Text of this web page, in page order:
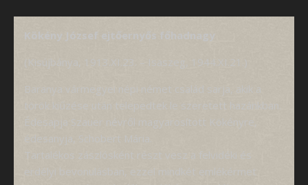
Kökény József ejtőernyős főhadnagy
török kiűzése után telepedtek le szeretett hazánkban.